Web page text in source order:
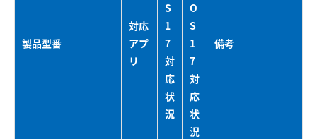
製品型番
対応
アプ
リ
S
1
7
対
応
状
況
O
S
1
7
対
応
状
況
備考